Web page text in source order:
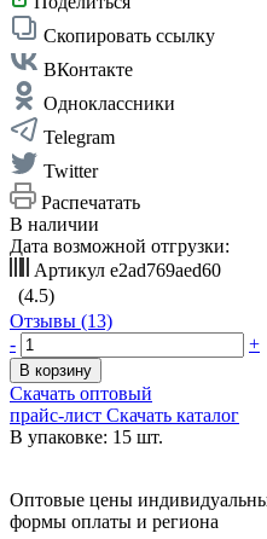
Скопировать ссылку
ВКонтакте
Одноклассники
Telegram
Twitter
Распечатать
В наличии
Дата возможной отгрузки:
Артикул e2ad769aed60
(4.5)
Отзывы (13)
-
+
В корзину
Скачать оптовый
прайс-лист Скачать каталог
В упаковке: 15 шт.
Оптовые цены индивидуальны
формы оплаты и региона